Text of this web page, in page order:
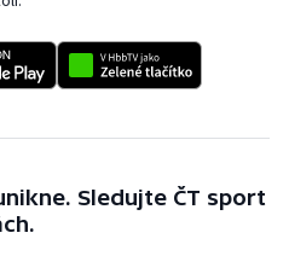
Sledujte ČT sport